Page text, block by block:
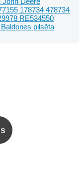
178734 478734
RE534550
pilsēta